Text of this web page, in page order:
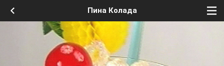
Пина Колада